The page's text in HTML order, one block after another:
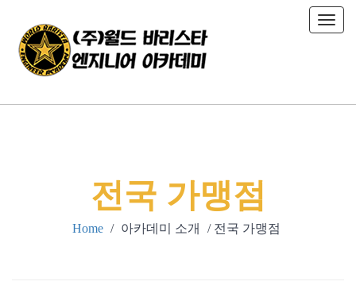
T
e
전국 가맹점
Home / 아카데미 소개 / 전국 가맹점